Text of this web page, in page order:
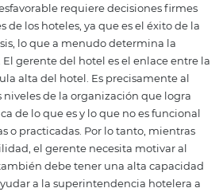
del
enfrentar
y recesión económica, los hoteles
y un impacto negativo en sus
desfavorable requiere decisiones